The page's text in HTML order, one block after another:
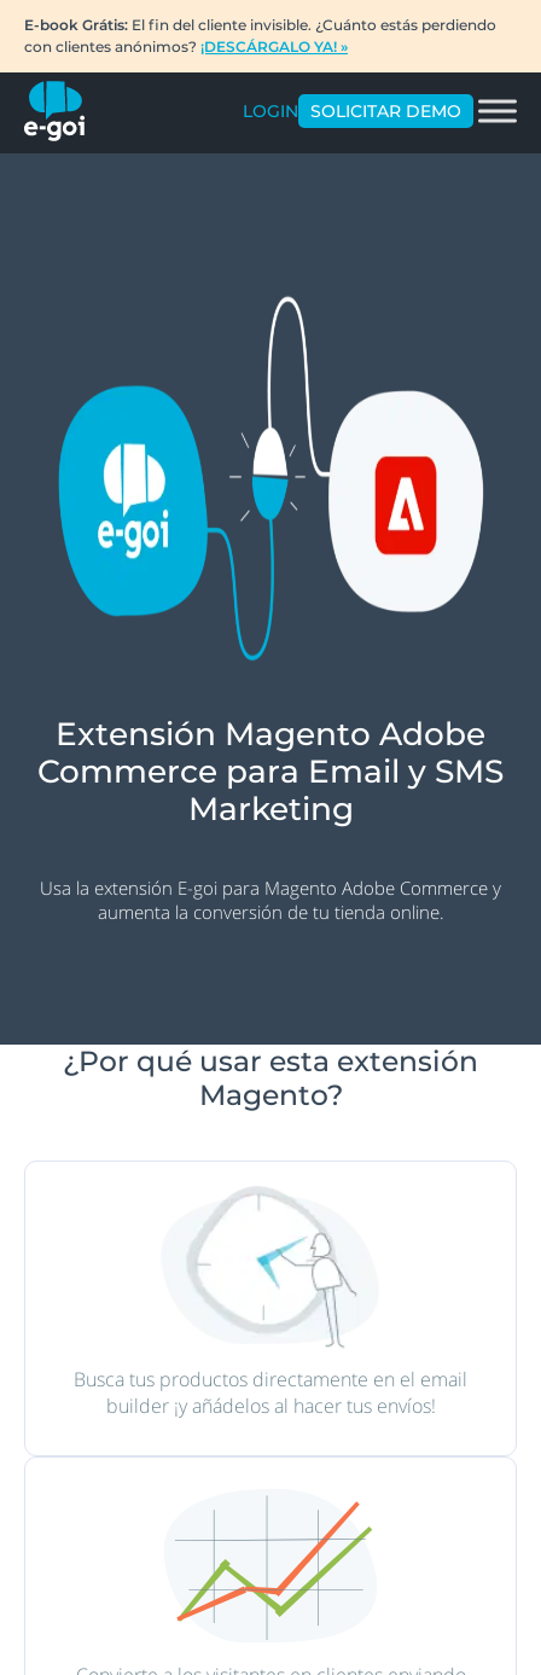
E-book Grátis: El fin del cliente invisible. ¿Cuánto estás perdiendo
con clientes anónimos? ¡DESCÁRGALO YA! »
LOGIN SOLICITAR DEMO
Extensión Magento Adobe
Commerce para Email y SMS
Marketing
Usa la extensión E-goi para Magento Adobe Commerce y
aumenta la conversión de tu tienda online.
¿Por qué usar esta extensión
Magento?
Busca tus productos directamente en el email
builder ¡y añádelos al hacer tus envíos!